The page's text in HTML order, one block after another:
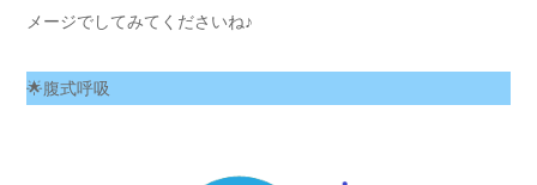
メージでしてみてくださいね♪
🌟腹式呼吸